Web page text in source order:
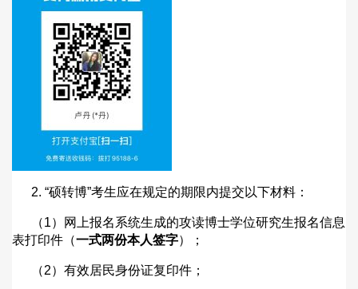
2. “硕转博”考生应在规定的期限内提交以下材料：
（1）网上报名系统生成的攻读博士学位研究生报名信息
表打印件（一式两份本人签字）；
（2）有效居民身份证复印件；